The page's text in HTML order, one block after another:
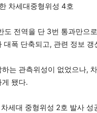
차세대중형위성 4호
도 전역을 단 3번 통과만으
폭 단축되고, 관련 정보
는 관측위성이 없었으나,
됐다.
세대 중형위성 2호 발사